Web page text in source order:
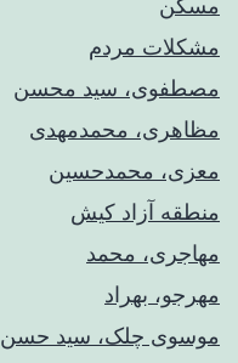
مسکن
مشکلات مردم
مصطفوی، سید محسن
مظاهری، محمدمهدی
معزی، محمدحسین
منطقه آزاد کیش
مهاجری، محمد
مهرجو، بهراد
موسوی چلک، سید حسن